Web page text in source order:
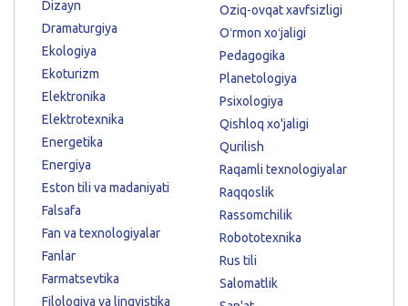
Dizayn
Dramaturgiya
Ekologiya
Ekoturizm
Elektronika
Elektrotexnika
Energetika
Energiya
Eston tili va madaniyati
Falsafa
Fan va texnologiyalar
Fanlar
Farmatsevtika
Filologiya va lingvistika
Oziq-ovqat xavfsizligi
Oʻrmon xoʻjaligi
Pedagogika
Planetologiya
Psixologiya
Qishloq xo'jaligi
Qurilish
Raqamli texnologiyalar
Raqqoslik
Rassomchilik
Robototexnika
Rus tili
Salomatlik